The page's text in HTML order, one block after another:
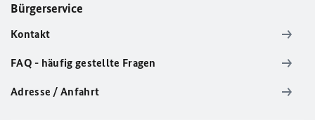
Bürgerservice
Kontakt
FAQ - häufig gestellte Fragen
Adresse / Anfahrt